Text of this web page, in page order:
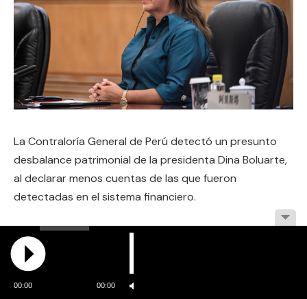
La Contraloría General de Perú detectó un presunto
desbalance patrimonial de la presidenta Dina Boluarte,
al declarar menos cuentas de las que fueron
detectadas en el sistema financiero.
El jefe del organismo, Nelson Shack, informó que la
mandataria fue notificada al respecto el 1 de julio, pero
afirmó que diez días después se conoció de un
proyecto de ley emitido por el gobierno que recorta el
00:00 00:00